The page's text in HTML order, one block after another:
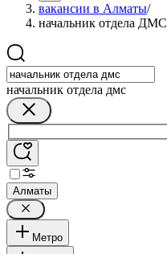
вакансии в Алматы/
начальник отдела ДМС
начальник отдела дмс
Алматы
Метро